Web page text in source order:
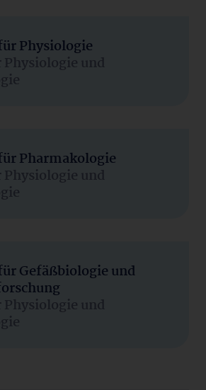
Physiologie
und
Pharmakologie
und
Gefäßbiologie und
und